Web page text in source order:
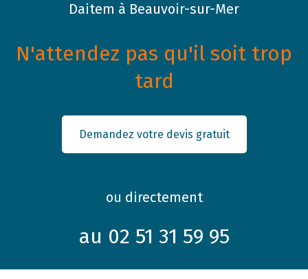
Daitem à Beauvoir-sur-Mer
N'attendez pas qu'il soit trop
tard
Demandez votre devis gratuit
ou directement
au 02 51 31 59 95